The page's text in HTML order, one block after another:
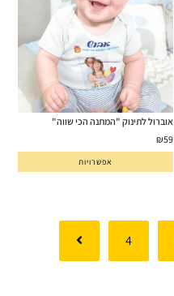
אוברול לתינוק "המתנה הכי שווה"
₪59
אפשרויות
4